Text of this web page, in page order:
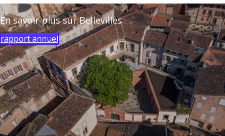
En savoir plus sur Bellevilles
rapport annuel